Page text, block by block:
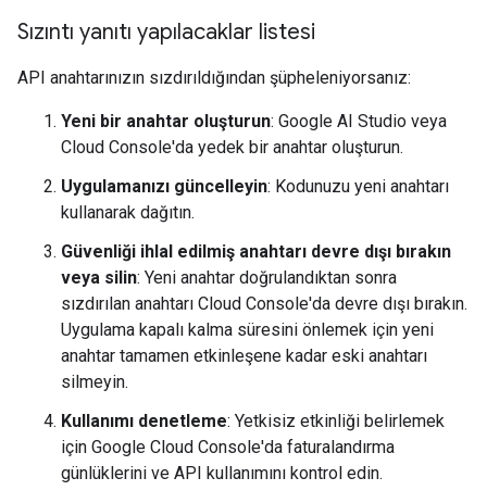
Sızıntı yanıtı yapılacaklar listesi
API anahtarınızın sızdırıldığından şüpheleniyorsanız:
Yeni bir anahtar oluşturun: Google AI Studio veya
Cloud Console'da yedek bir anahtar oluşturun.
Uygulamanızı güncelleyin: Kodunuzu yeni anahtarı
kullanarak dağıtın.
Güvenliği ihlal edilmiş anahtarı devre dışı bırakın
veya silin: Yeni anahtar doğrulandıktan sonra
sızdırılan anahtarı Cloud Console'da devre dışı bırakın.
Uygulama kapalı kalma süresini önlemek için yeni
anahtar tamamen etkinleşene kadar eski anahtarı
silmeyin.
Kullanımı denetleme: Yetkisiz etkinliği belirlemek
için Google Cloud Console'da faturalandırma
günlüklerini ve API kullanımını kontrol edin.